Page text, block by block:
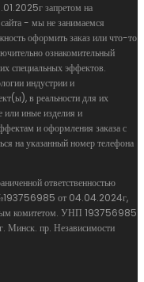
запретом на
- мы не занимаемся
оформить заказ или что-то
ознакомительный
специальных эффектов.
индустрии и
в реальности для их
или иные изделия и
и оформления заказа с
на указанный номер телефона
ответственностью
№193756985 от 04.04.2024г,
комитетом. УНП 193756985
Минск. пр. Независимости